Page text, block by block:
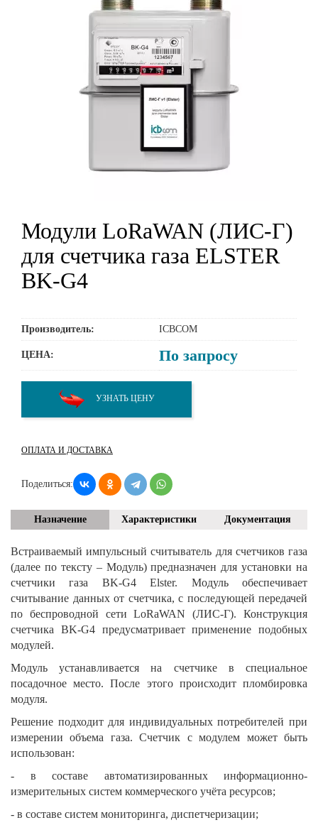
Модули LoRaWAN (ЛИС-Г)
для счетчика газа ELSTER
BK-G4
Производитель: ICBCOM
ЦЕНА: По запросу
УЗНАТЬ ЦЕНУ
ОПЛАТА И ДОСТАВКА
Поделиться:
Назначение Характеристики Документация
Встраиваемый импульсный считыватель для счетчиков газа
(далее по тексту – Модуль) предназначен для установки на
счетчики газа BK-G4 Elster. Модуль обеспечивает
считывание данных от счетчика, с последующей передачей
по беспроводной сети LoRaWAN (ЛИС-Г). Конструкция
счетчика BK-G4 предусматривает применение подобных
модулей.
Модуль устанавливается на счетчике в специальное
посадочное место. После этого происходит пломбировка
модуля.
Решение подходит для индивидуальных потребителей при
измерении объема газа. Счетчик с модулем может быть
использован:
- в составе автоматизированных информационно-
измерительных систем коммерческого учёта ресурсов;
- в составе систем мониторинга, диспетчеризации;